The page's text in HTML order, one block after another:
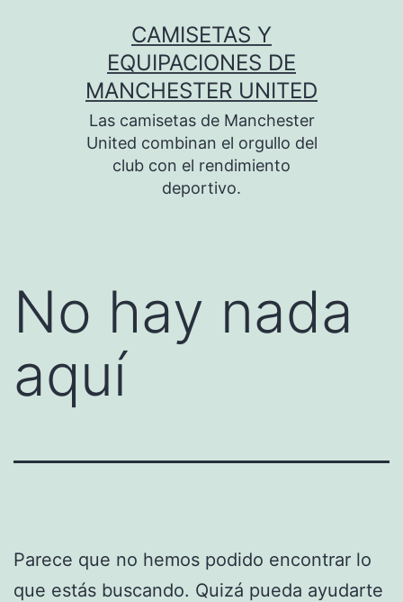
CAMISETAS Y
EQUIPACIONES DE
MANCHESTER UNITED
Las camisetas de Manchester
United combinan el orgullo del
club con el rendimiento
deportivo.
No hay nada
aquí
Parece que no hemos podido encontrar lo
que estás buscando. Quizá pueda ayudarte